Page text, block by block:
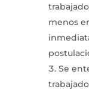
menos
Se